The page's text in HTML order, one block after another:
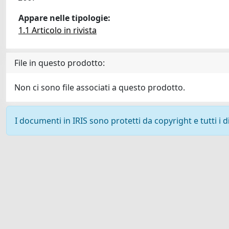
Appare nelle tipologie:
1.1 Articolo in rivista
File in questo prodotto:
Non ci sono file associati a questo prodotto.
I documenti in IRIS sono protetti da copyright e tutti i